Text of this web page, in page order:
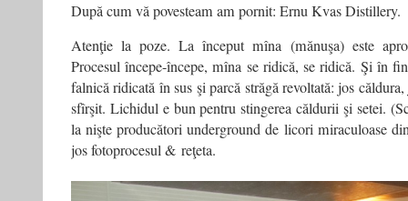
După cum vă povesteam am pornit: Ernu Kvas Distillery.
Atenţie la poze. La început mîna (mănuşa) este
Procesul începe-începe, mîna se ridică, se ridică. Şi în
falnică ridicată în sus şi parcă străgă revoltată: jos
sfîrşit. Lichidul e bun pentru stingerea căldurii şi setei.
la nişte producători underground de licori miraculoase
jos fotoprocesul & reţeta.